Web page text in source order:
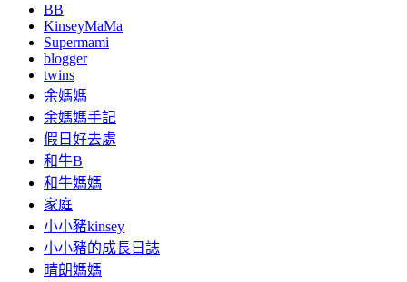
BB
KinseyMaMa
Supermami
blogger
twins
余媽媽
余媽媽手記
假日好去處
和牛B
和牛媽媽
家庭
小小豬kinsey
小小豬的成長日誌
晴朗媽媽